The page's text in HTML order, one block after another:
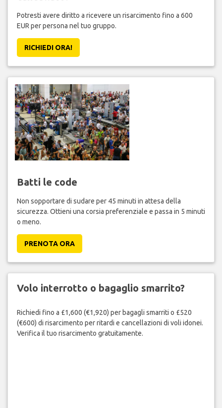
Potresti avere diritto a ricevere un risarcimento fino a 600
EUR per persona nel tuo gruppo.
RICHIEDI ORA!
Batti le code
Non sopportare di sudare per 45 minuti in attesa della
sicurezza. Ottieni una corsia preferenziale e passa in 5 minuti
o meno.
PRENOTA ORA
Volo interrotto o bagaglio smarrito?
Richiedi fino a £1,600 (€1,920) per bagagli smarriti o £520
(€600) di risarcimento per ritardi e cancellazioni di voli idonei.
Verifica il tuo risarcimento gratuitamente.